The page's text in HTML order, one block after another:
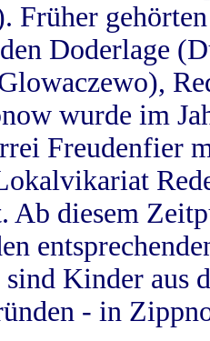
Früher
Doderlage
wurde im
Freudenfier
Ab diesem
Kinder aus
- in